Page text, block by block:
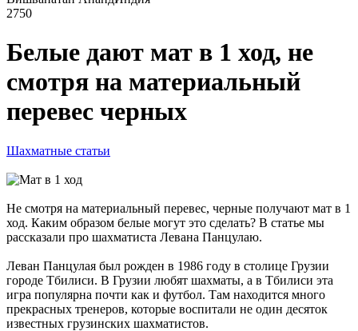
2750
Белые дают мат в 1 ход, не
смотря на материальный
перевес черных
Шахматные статьи
Не смотря на материальный перевес, черные получают мат в 1
ход. Каким образом белые могут это сделать? В статье мы
рассказали про шахматиста Левана Панцулаю.
Леван Панцулая был рожден в 1986 году в столице Грузии
городе Тбилиси. В Грузии любят шахматы, а в Тбилиси эта
игра популярна почти как и футбол. Там находится много
прекрасных тренеров, которые воспитали не один десяток
известных грузинских шахматистов.